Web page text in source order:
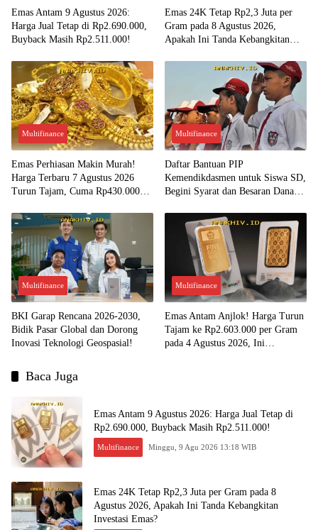
Emas Antam 9 Agustus 2026:
Harga Jual Tetap di Rp2.690.000,
Buyback Masih Rp2.511.000!
Emas 24K Tetap Rp2,3 Juta per
Gram pada 8 Agustus 2026,
Apakah Ini Tanda Kebangkitan
Multifinance
Emas Perhiasan Makin Murah!
Harga Terbaru 7 Agustus 2026
Turun Tajam, Cuma Rp430.000
Multifinance
Daftar Bantuan PIP
Kemendikdasmen untuk Siswa SD,
Begini Syarat dan Besaran Dana
Multifinance
BKI Garap Rencana 2026-2030,
Bidik Pasar Global dan Dorong
Inovasi Teknologi Geospasial!
Multifinance
Emas Antam Anjlok! Harga Turun
Tajam ke Rp2.603.000 per Gram
pada 4 Agustus 2026, Ini
Baca Juga
Emas Antam 9 Agustus 2026: Harga Jual Tetap di
Rp2.690.000, Buyback Masih Rp2.511.000!
Multifinance Minggu, 9 Agu 2026 13:18 WIB
Emas 24K Tetap Rp2,3 Juta per Gram pada 8
Agustus 2026, Apakah Ini Tanda Kebangkitan
Investasi Emas?